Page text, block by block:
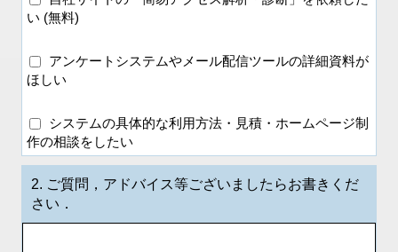
い (無料)
アンケートシステムやメール配信ツールの詳細資料が
ほしい
システムの具体的な利用方法・見積・ホームページ制
作の相談をしたい
2. ご質問，アドバイス等ございましたらお書きくだ
さい．